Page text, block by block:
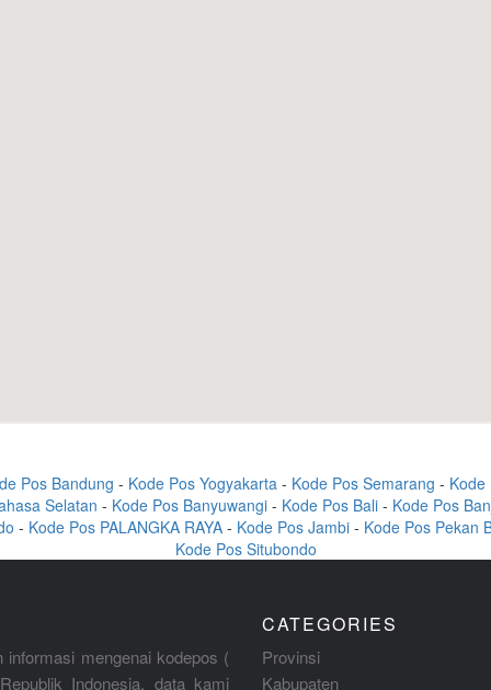
Pos Bandung - Kode Pos Yogyakarta - Kode Pos Semarang - Kode
Selatan - Kode Pos Banyuwangi- Kode Pos Bali- Kode Pos
- Kode Pos PALANGKA RAYA - Kode Pos Jambi - Kode Pos Pekan
Kode Pos Situbondo
informasi mengenai kodepos (
Indonesia, data kami
CATEGORIES
Provinsi
Kabupaten